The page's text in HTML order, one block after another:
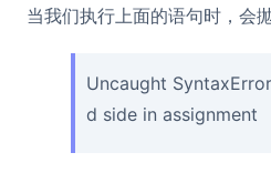
当我们执行上面的语句时，会
Uncaught
d side in assignment